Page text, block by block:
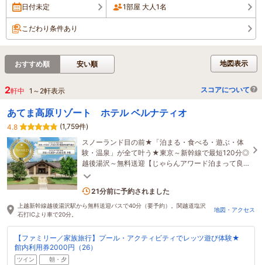
日付未定 1部屋 大人1名
こだわり条件あり
地図表示
おすすめ順 安い順
2軒中 1 ～ 2軒表示 スコアについて
あてま高原リゾート ホテル ベルナティオ
4.8
(1,759件)
スノーランド目の前★「泊まる・食べる・遊ぶ・体
験・温泉」が全て叶う★東京～新幹線で最短120分◎
越後湯沢～無料送迎【じゃらんアワード泊まって良
かった宿大賞】【ウェルカムベビーのお宿】
21分前に予約されました
上越新幹線越後湯沢駅から無料送迎バスで40分（要予約）。関越道塩沢
石打ICより車で20分。
地図・アクセス
【ファミリー／家族旅行】プール・アクティビティでレッツ遊び体験★
館内利用券2000円（26）
ツイン 朝・夕